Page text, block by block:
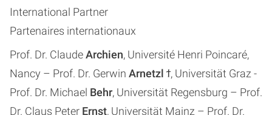
International Partner
Partenaires internationaux
Prof. Dr. Claude Archien, Université Henri Poincaré,
Nancy – Prof. Dr. Gerwin Arnetzl ϯ, Universität Graz -
Prof. Dr. Michael Behr, Universität Regensburg – Prof.
Dr. Claus Peter Ernst, Universität Mainz – Prof. Dr.